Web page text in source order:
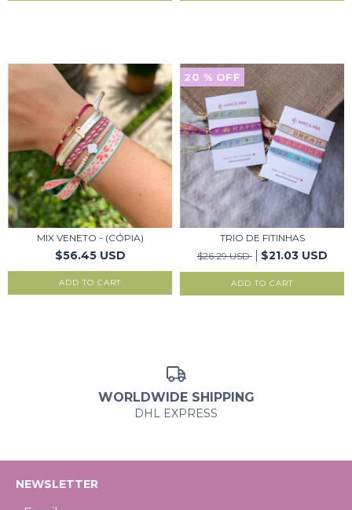
MIX VENETO - (CÓPIA)
$56.45 USD
ADD TO CART
20 % OFF
TRIO DE FITINHAS
$26.29 USD
$21.03 USD
ADD TO CART
WORLDWIDE SHIPPING
DHL EXPRESS
NEWSLETTER